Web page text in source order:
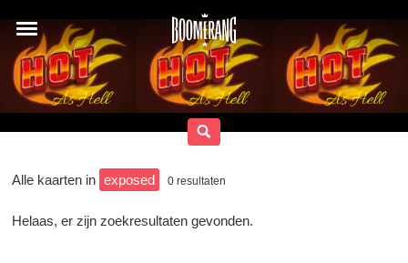
Alle kaarten in exposed 0 resultaten
Helaas, er zijn zoekresultaten gevonden.